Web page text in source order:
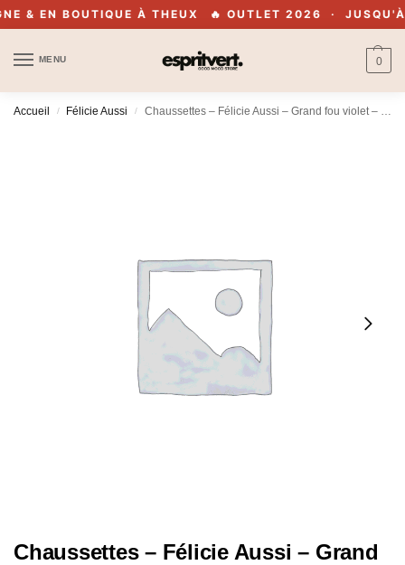
EN BOUTIQUE À THEUX 🔥 OUTLET 2026 · JUSQU'À -
MENU 0
Accueil / Félicie Aussi / Chaussettes – Félicie Aussi – Grand fou violet – 40/45
Chaussettes – Félicie Aussi – Grand